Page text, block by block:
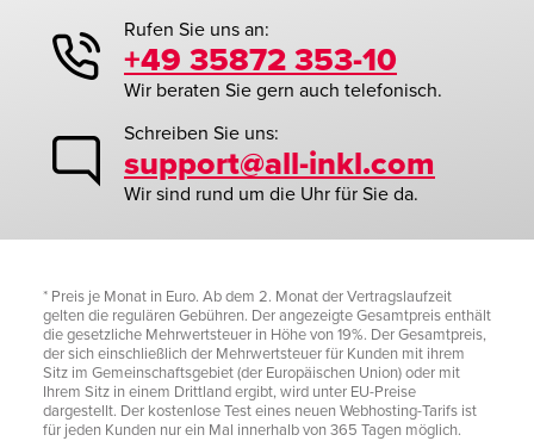
Rufen Sie uns an:
+49 35872 353-10
Wir beraten Sie gern auch telefonisch.
Schreiben Sie uns:
support@all-inkl.com
Wir sind rund um die Uhr für Sie da.
* Preis je Monat in Euro. Ab dem 2. Monat der Vertragslaufzeit
gelten die regulären Gebühren. Der angezeigte Gesamtpreis enthält
die gesetzliche Mehrwertsteuer in Höhe von 19%. Der Gesamtpreis,
der sich einschließlich der Mehrwertsteuer für Kunden mit ihrem
Sitz im Gemeinschaftsgebiet (der Europäischen Union) oder mit
Ihrem Sitz in einem Drittland ergibt, wird unter EU-Preise
dargestellt. Der kostenlose Test eines neuen Webhosting-Tarifs ist
für jeden Kunden nur ein Mal innerhalb von 365 Tagen möglich.